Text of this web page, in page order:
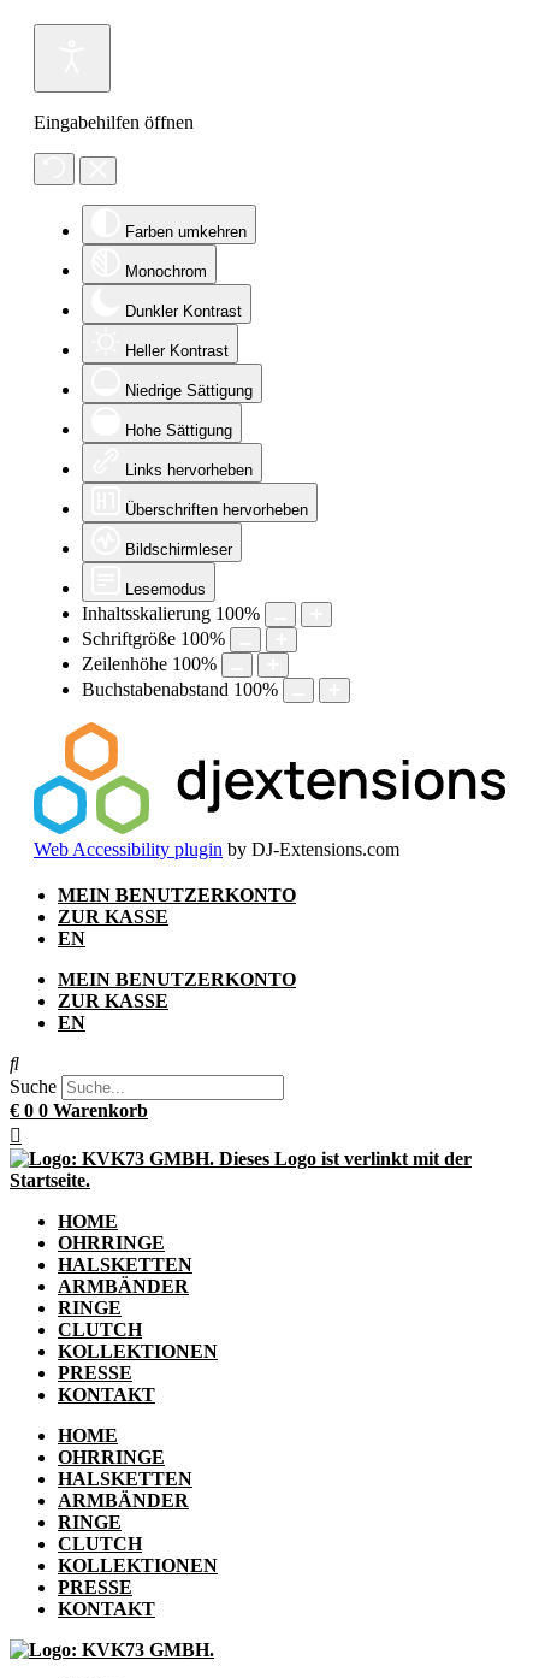
Eingabehilfen öffnen
Farben umkehren
Monochrom
Dunkler Kontrast
Heller Kontrast
Niedrige Sättigung
Hohe Sättigung
Links hervorheben
Überschriften hervorheben
Bildschirmleser
Lesemodus
Inhaltsskalierung 100%
Schriftgröße 100%
Zeilenhöhe 100%
Buchstabenabstand 100%
Web Accessibility plugin by DJ-Extensions.com
Zum
Inhalt
springen
MEIN BENUTZERKONTO
ZUR KASSE
EN
MEIN BENUTZERKONTO
ZUR KASSE
EN
Suche
€ 0 0 Warenkorb
HOME
OHRRINGE
HALSKETTEN
ARMBÄNDER
RINGE
CLUTCH
KOLLEKTIONEN
PRESSE
KONTAKT
HOME
OHRRINGE
HALSKETTEN
ARMBÄNDER
RINGE
CLUTCH
KOLLEKTIONEN
PRESSE
KONTAKT